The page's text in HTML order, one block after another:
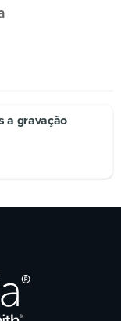
a gravação